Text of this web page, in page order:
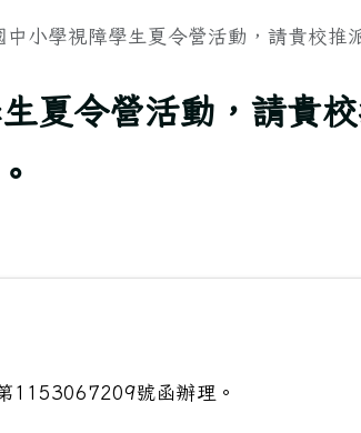
小學視障學生夏令營活動，請貴校推
夏令營活動，請貴
1153067209號函辦理。